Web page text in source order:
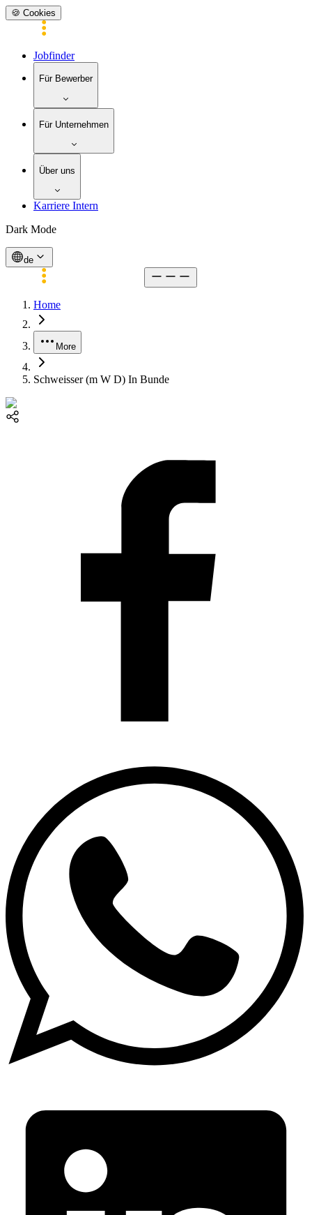
🍪 Cookies
Jobfinder
Für Bewerber
Für Unternehmen
Über uns
Karriere Intern
Dark Mode
de
Home
More
Schweisser (m W D) In Bunde